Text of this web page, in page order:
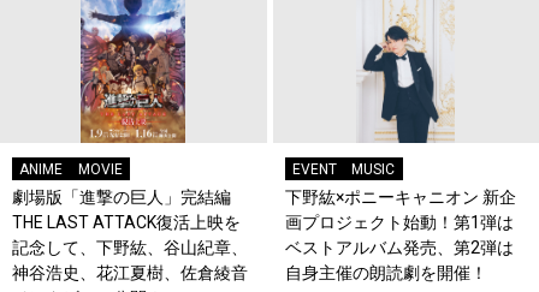
ANIME MOVIE
劇場版「進撃の巨人」完結編
THE LAST ATTACK復活上映を
記念して、下野紘、谷山紀章、
神谷浩史、花江夏樹、佐倉綾音
EVENT MUSIC
下野紘×ポニーキャニオン 新企
画プロジェクト始動！第1弾は
ベストアルバム発売、第2弾は
自身主催の朗読劇を開催！